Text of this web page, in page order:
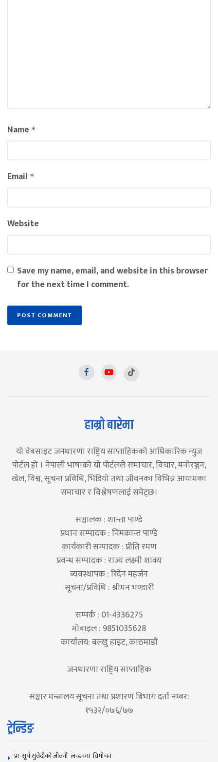
Name *
Email *
Website
Save my name, email, and website in this browser
for the next time I comment.
हाम्रो बारेमा
यो वेबसाइट जनधारणा राष्ट्रिय साप्ताहिकको आधिकारिक न्युज
पोर्टल हो । नेपाली भाषाको यो पोर्टलले समाचार, विचार, मनोरञ्जन,
खेल, विश्व, सूचना प्रविधि, भिडियो तथा जीवनका विभिन्न आयामका
समाचार र विश्लेषणलाई समेट्छ।
सञ्चालक : शान्ता पाण्डे
प्रधान सम्पादक : निमकान्त पाण्डे
कार्यकारी सम्पादक : प्रीति रमण
प्रवन्ध सम्पादक : राज्य लक्ष्मी शाक्य
ब्यवस्थापक : रिदेन महर्जन
सूचना/प्रविधि : श्रीमन भण्डारी
सम्पर्क : 01-4336275
मोबाइल : 9851035628
कार्यालय: बल्खु हाइट, काठमाडौं
जनधारणा राष्ट्रिय साप्ताहिक
सञ्चार मन्त्रालय सूचना तथा प्रशारण बिभाग दर्ता नम्बर:
१५३२/०७६/७७
ट्रेन्डिङ
प्रा सूर्य सुवेदीको जीवनी लन्डनमा विमोचन